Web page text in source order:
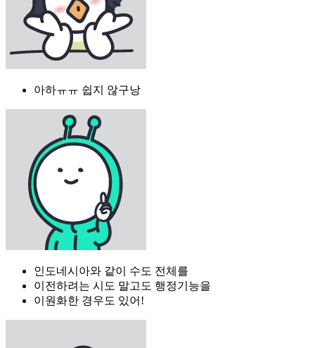
아하ㅠㅠ 쉽지 않구낭
인도네시아와 같이 수도 전체를
이전하려는 시도 말고도 행정기능을
이원화한 경우도 있어!